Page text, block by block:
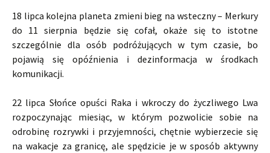
18 lipca kolejna planeta zmieni bieg na wsteczny – Merkury
do 11 sierpnia będzie się cofał, okaże się to istotne
szczególnie dla osób podróżujących w tym czasie, bo
pojawią się opóźnienia i dezinformacja w środkach
komunikacji.
22 lipca Słońce opuści Raka i wkroczy do życzliwego Lwa
rozpoczynając miesiąc, w którym pozwolicie sobie na
odrobinę rozrywki i przyjemności, chętnie wybierzecie się
na wakacje za granicę, ale spędzicie je w sposób aktywny